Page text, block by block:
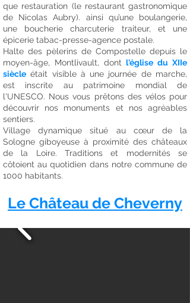
que restauration (le restaurant gastronomique
de Nicolas Aubry). ainsi qu’une boulangerie,
une boucherie charcuterie traiteur, et une
épicerie tabac-presse-agence postale.
Halte des pèlerins de Compostelle depuis le
moyen-âge, Montlivault, dontl'église du XIIe
siècle était visible à une journée de marche,
est inscrite au patrimoine mondial de
l'UNESCO. Nous vous prêtons des vélos pour
découvrir nos monuments et nos agréables
sentiers.
Village dynamique situé au cœur de la
Sologne giboyeuse à proximité des châteaux
de la Loire. Traditions et modernités se
côtoient au quotidien dans notre commune de
1000 habitants.
Le Château de Cheverny